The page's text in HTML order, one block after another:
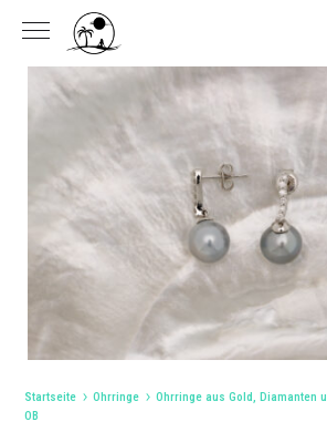
Startseite Ohrringe
Ohrringe aus Gold, Diamanten
OB